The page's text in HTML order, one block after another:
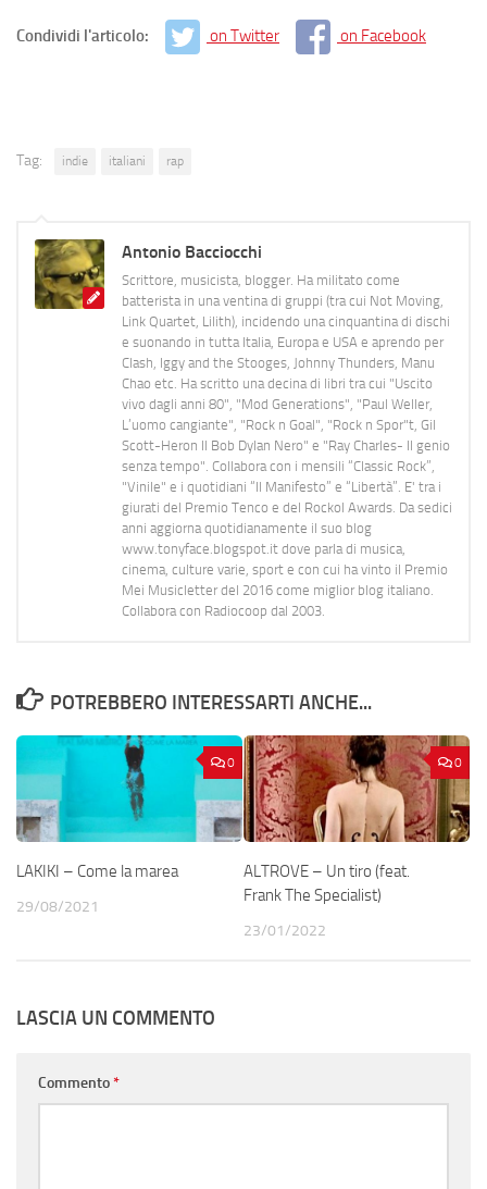
Condividi l'articolo: on Twitter on Facebook
Tag: indie italiani rap
Antonio Bacciocchi
Scrittore, musicista, blogger. Ha militato come
batterista in una ventina di gruppi (tra cui Not Moving,
Link Quartet, Lilith), incidendo una cinquantina di dischi
e suonando in tutta Italia, Europa e USA e aprendo per
Clash, Iggy and the Stooges, Johnny Thunders, Manu
Chao etc. Ha scritto una decina di libri tra cui "Uscito
vivo dagli anni 80", "Mod Generations", "Paul Weller,
L’uomo cangiante", "Rock n Goal", "Rock n Spor"t, Gil
Scott-Heron Il Bob Dylan Nero" e "Ray Charles- Il genio
senza tempo". Collabora con i mensili “Classic Rock”,
"Vinile" e i quotidiani “Il Manifesto” e “Libertà”. E' tra i
giurati del Premio Tenco e del Rockol Awards. Da sedici
anni aggiorna quotidianamente il suo blog
www.tonyface.blogspot.it dove parla di musica,
cinema, culture varie, sport e con cui ha vinto il Premio
Mei Musicletter del 2016 come miglior blog italiano.
Collabora con Radiocoop dal 2003.
POTREBBERO INTERESSARTI ANCHE...
0
LAKIKI – Come la marea
29/08/2021
0
ALTROVE – Un tiro (feat.
Frank The Specialist)
23/01/2022
LASCIA UN COMMENTO
Commento*